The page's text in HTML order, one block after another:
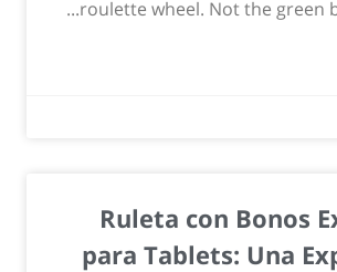
roulette wheel. Not the green
Ruleta con Bonos
para Tablets: Una